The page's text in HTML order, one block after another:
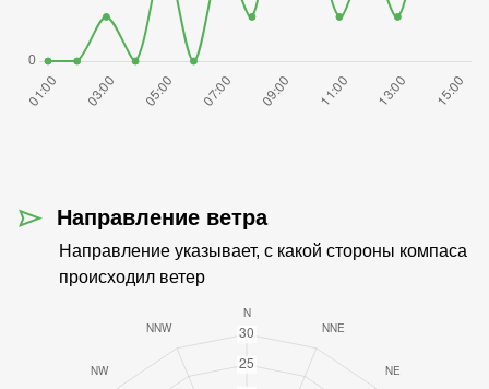
Направление ветра
Направление указывает, с какой стороны компаса
происходил ветер